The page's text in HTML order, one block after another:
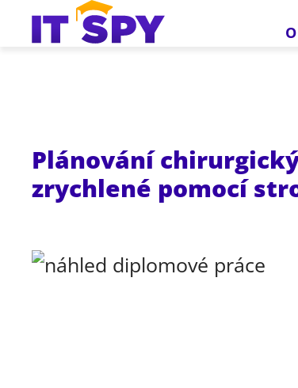
Plánování
zrychlené pomocí